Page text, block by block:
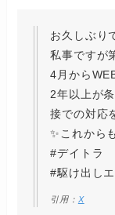
お久しぶり
私事ですが
4月から
2年以上が
接での対応
✨これから
#デイトラ
#駆け出し
引用： X